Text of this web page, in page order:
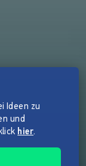
Ideen zu
und
hier.